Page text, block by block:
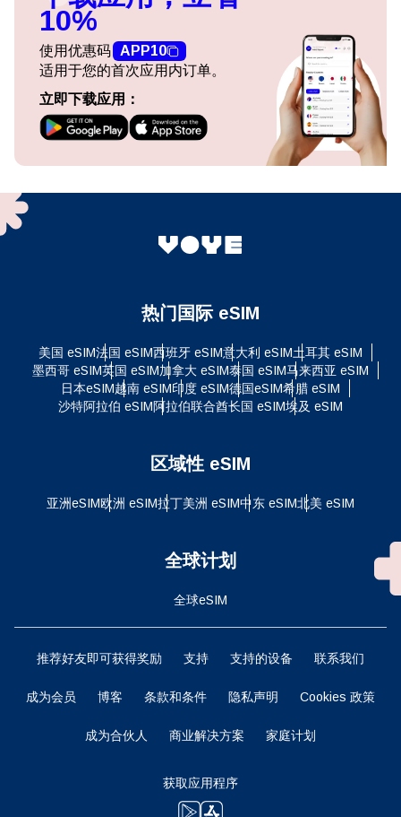
10%
使用优惠码 APP10
适用于您的首次应用内订单。
立即下载应用：
热门国际 eSIM
美国 eSIM法国 eSIM西班牙 eSIM意大利 eSIM土耳其 eSIM
墨西哥 eSIM英国 eSIM加拿大 eSIM泰国 eSIM马来西亚 eSIM
日本eSIM越南 eSIM印度 eSIM德国eSIM希腊 eSIM
沙特阿拉伯 eSIM阿拉伯联合酋长国 eSIM埃及 eSIM
区域性 eSIM
亚洲eSIM欧洲 eSIM拉丁美洲 eSIM中东 eSIM北美 eSIM
全球计划
全球eSIM
推荐好友即可获得奖励 支持 支持的设备 联系我们
成为会员 博客 条款和条件 隐私声明 Cookies 政策
成为合伙人 商业解决方案 家庭计划
获取应用程序